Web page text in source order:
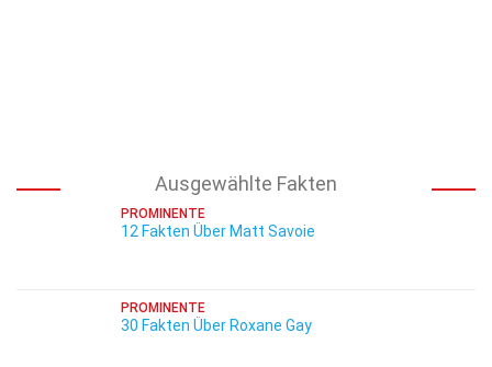
Ausgewählte Fakten
PROMINENTE
12 Fakten Über Matt Savoie
PROMINENTE
30 Fakten Über Roxane Gay